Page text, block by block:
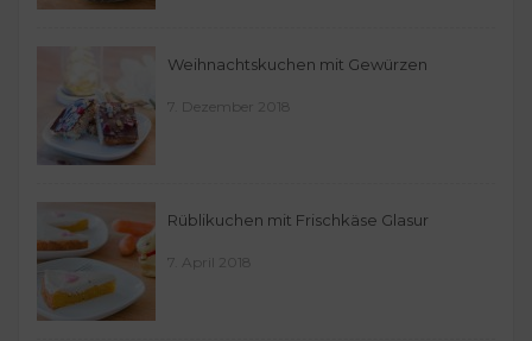
Weihnachtskuchen mit Gewürzen
7. Dezember 2018
Rüblikuchen mit Frischkäse Glasur
7. April 2018